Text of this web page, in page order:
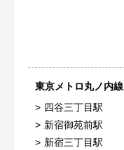
東京メトロ丸ノ内線
四谷三丁目駅
新宿御苑前駅
新宿三丁目駅